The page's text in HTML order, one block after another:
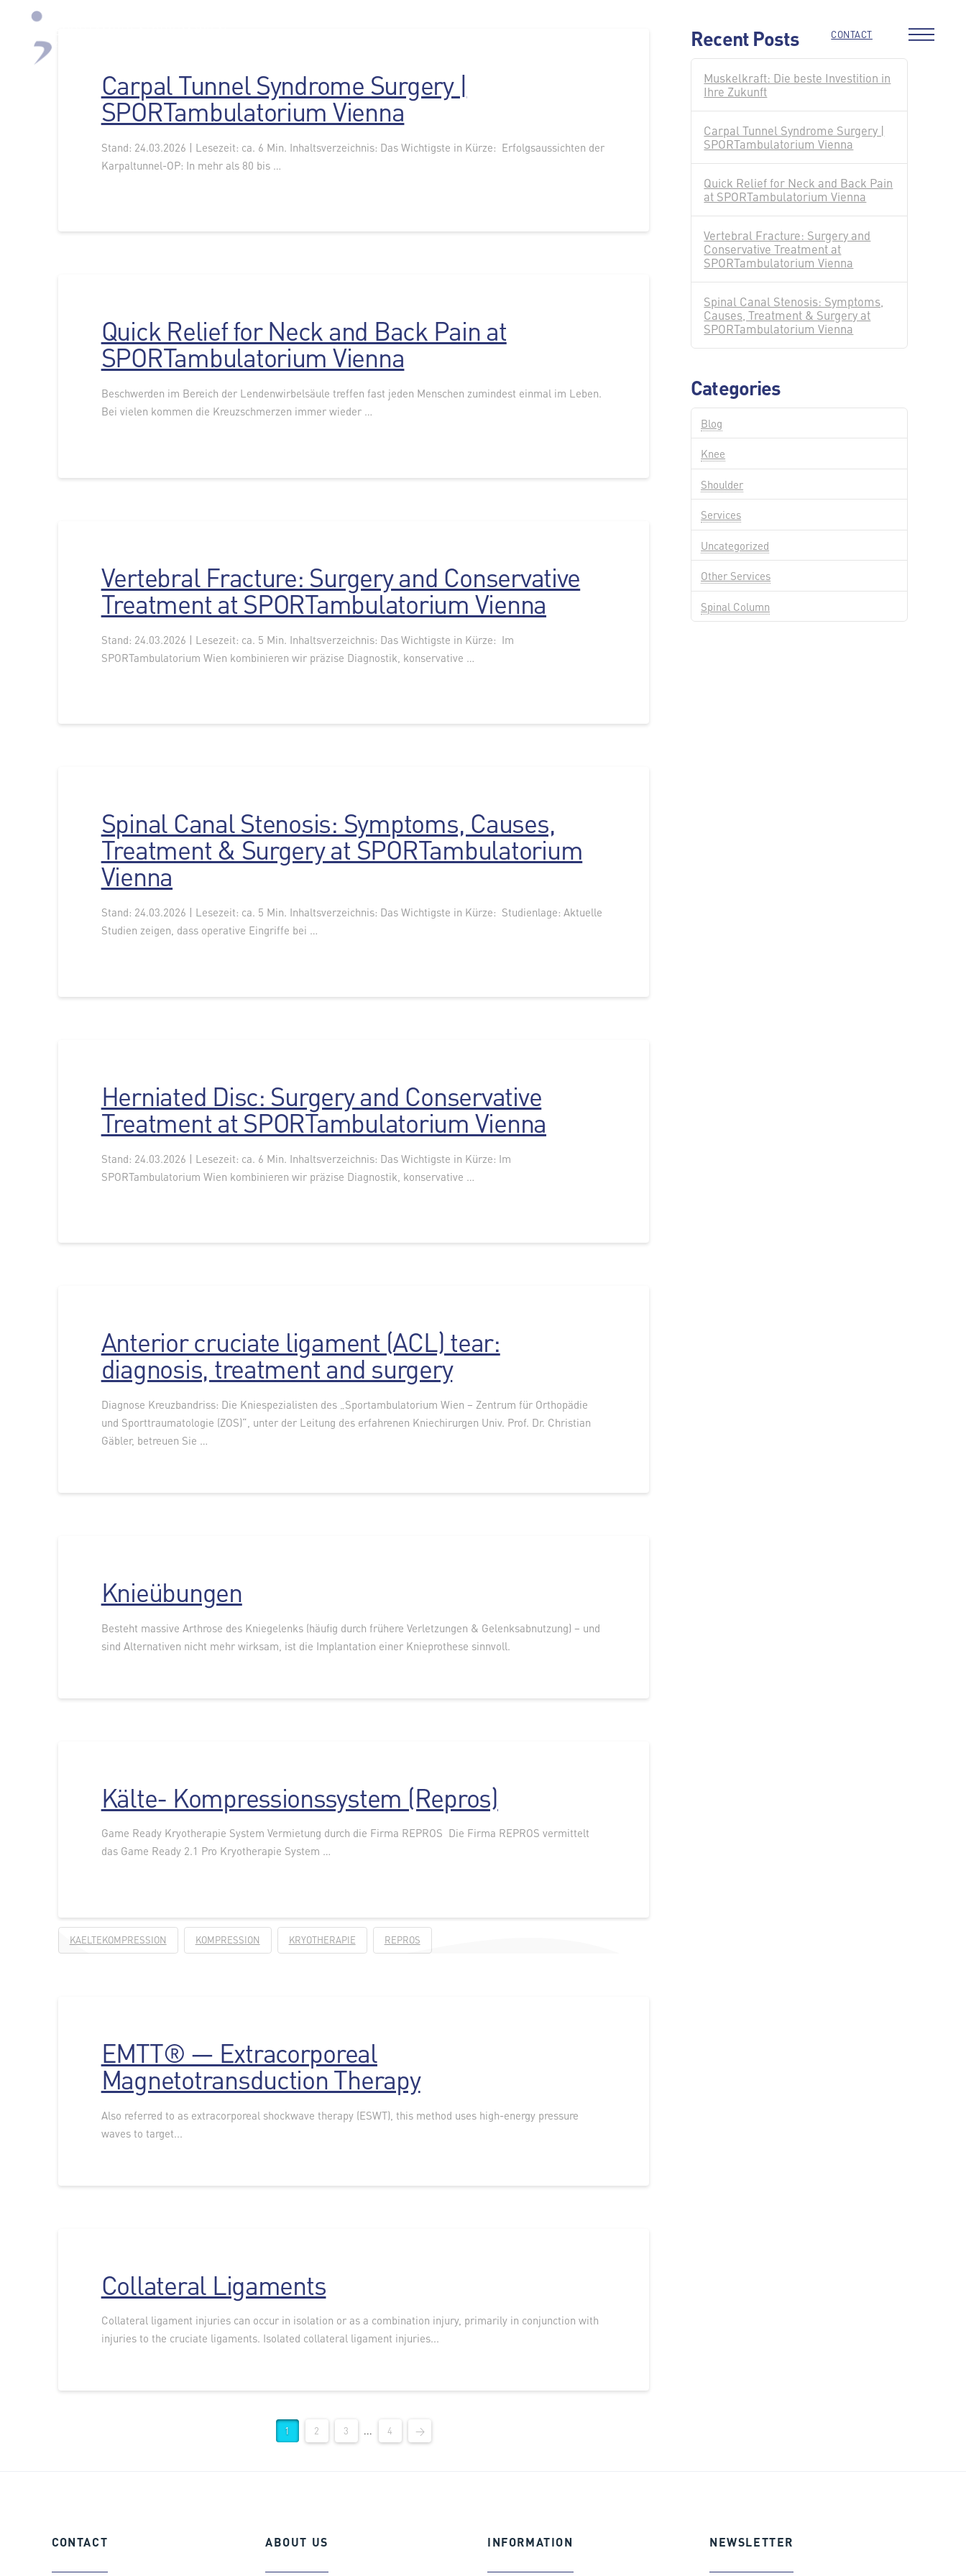
CONTACT
Carpal Tunnel Syndrome Surgery |
SPORTambulatorium Vienna
Stand: 24.03.2026 | Lesezeit: ca. 6 Min. Inhaltsverzeichnis: Das Wichtigste in Kürze: Erfolgsaussichten der
Karpaltunnel-OP: In mehr als 80 bis …
Quick Relief for Neck and Back Pain at
SPORTambulatorium Vienna
Beschwerden im Bereich der Lendenwirbelsäule treffen fast jeden Menschen zumindest einmal im Leben.
Bei vielen kommen die Kreuzschmerzen immer wieder …
Vertebral Fracture: Surgery and Conservative
Treatment at SPORTambulatorium Vienna
Stand: 24.03.2026 | Lesezeit: ca. 5 Min. Inhaltsverzeichnis: Das Wichtigste in Kürze: Im
SPORTambulatorium Wien kombinieren wir präzise Diagnostik, konservative …
Spinal Canal Stenosis: Symptoms, Causes,
Treatment & Surgery at SPORTambulatorium
Vienna
Stand: 24.03.2026 | Lesezeit: ca. 5 Min. Inhaltsverzeichnis: Das Wichtigste in Kürze: Studienlage: Aktuelle
Studien zeigen, dass operative Eingriffe bei …
Herniated Disc: Surgery and Conservative
Treatment at SPORTambulatorium Vienna
Stand: 24.03.2026 | Lesezeit: ca. 6 Min. Inhaltsverzeichnis: Das Wichtigste in Kürze: Im
SPORTambulatorium Wien kombinieren wir präzise Diagnostik, konservative …
Anterior cruciate ligament (ACL) tear:
diagnosis, treatment and surgery
Diagnose Kreuzbandriss: Die Kniespezialisten des „Sportambulatorium Wien – Zentrum für Orthopädie
und Sporttraumatologie (ZOS)“, unter der Leitung des erfahrenen Kniechirurgen Univ. Prof. Dr. Christian
Gäbler, betreuen Sie …
Knieübungen
Besteht massive Arthrose des Kniegelenks (häufig durch frühere Verletzungen & Gelenksabnutzung) – und
sind Alternativen nicht mehr wirksam, ist die Implantation einer Knieprothese sinnvoll.
Kälte- Kompressionssystem (Repros)
Game Ready Kryotherapie System Vermietung durch die Firma REPROS Die Firma REPROS vermittelt
das Game Ready 2.1 Pro Kryotherapie System …
KAELTEKOMPRESSION KOMPRESSION KRYOTHERAPIE REPROS
EMTT® — Extracorporeal
Magnetotransduction Therapy
Also referred to as extracorporeal shockwave therapy (ESWT), this method uses high-energy pressure
waves to target...
Collateral Ligaments
Collateral ligament injuries can occur in isolation or as a combination injury, primarily in conjunction with
injuries to the cruciate ligaments. Isolated collateral ligament injuries...
1 2 3 ... 4 →
Recent Posts
Muskelkraft: Die beste Investition in
Ihre Zukunft
Carpal Tunnel Syndrome Surgery |
SPORTambulatorium Vienna
Quick Relief for Neck and Back Pain
at SPORTambulatorium Vienna
Vertebral Fracture: Surgery and
Conservative Treatment at
SPORTambulatorium Vienna
Spinal Canal Stenosis: Symptoms,
Causes, Treatment & Surgery at
SPORTambulatorium Vienna
Categories
Blog
Knee
Shoulder
Services
Uncategorized
Other Services
Spinal Column
CONTACT ABOUT US INFORMATION NEWSLETTER